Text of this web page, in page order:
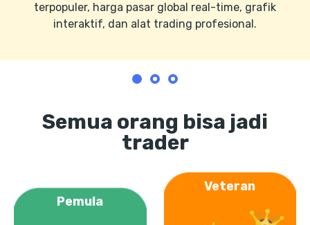
terpopuler, harga pasar global real-time, grafik
interaktif, dan alat trading profesional.
Semua orang bisa jadi
trader
Pemula
Veteran